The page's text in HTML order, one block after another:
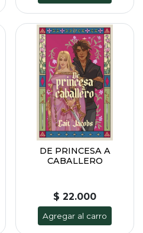
DE PRINCESA A
CABALLERO
$ 22.000
Agregar al carro